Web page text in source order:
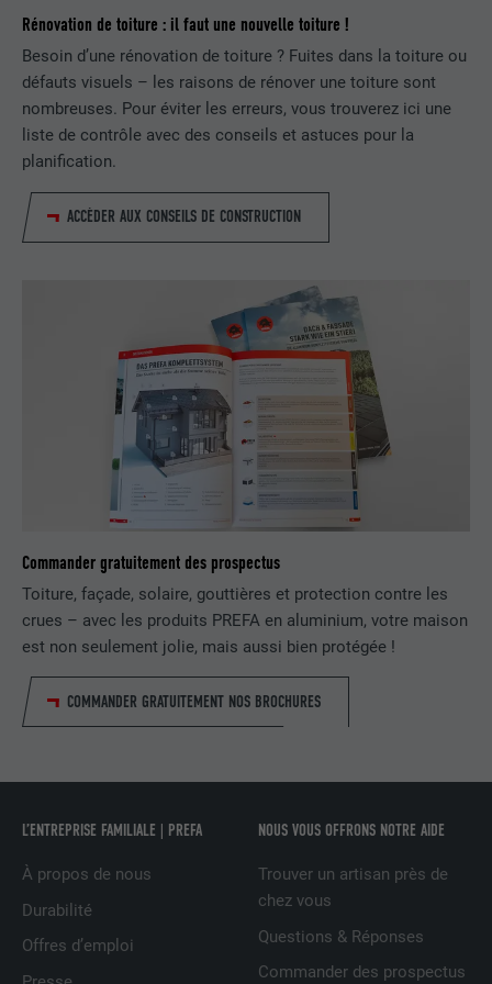
Rénovation de toiture : il faut une nouvelle toiture !
Besoin d’une rénovation de toiture ? Fuites dans la toiture ou
défauts visuels – les raisons de rénover une toiture sont
nombreuses. Pour éviter les erreurs, vous trouverez ici une
liste de contrôle avec des conseils et astuces pour la
planification.
ACCÉDER AUX CONSEILS DE CONSTRUCTION
Commander gratuitement des prospectus
Toiture, façade, solaire, gouttières et protection contre les
crues – avec les produits PREFA en aluminium, votre maison
est non seulement jolie, mais aussi bien protégée !
COMMANDER GRATUITEMENT NOS BROCHURES
L’ENTREPRISE FAMILIALE | PREFA
À propos de nous
Durabilité
Offres d’emploi
NOUS VOUS OFFRONS NOTRE AIDE
Trouver un artisan près de
chez vous
Questions & Réponses
Commander des prospectus
FOURNISSEUR LinkedIn
EXPIRATION 29 jours
UTILITÉ
Est utilisé pour suivre l'utilisateur sur
plusieurs sites Internet afin d'afficher de
l'utilisateur.
LinkedIn
1 jour
Utilisé par le service de réseau social
LinkedIn pour suivre l'utilisation de
services intégrés
FOURNISSEUR LinkedIn
EXPIRATION 1 an
Est utilisé pour garantir que le même
FOURNISSEUR
EXPIRATION
Est utilisé par Facebook pour afficher